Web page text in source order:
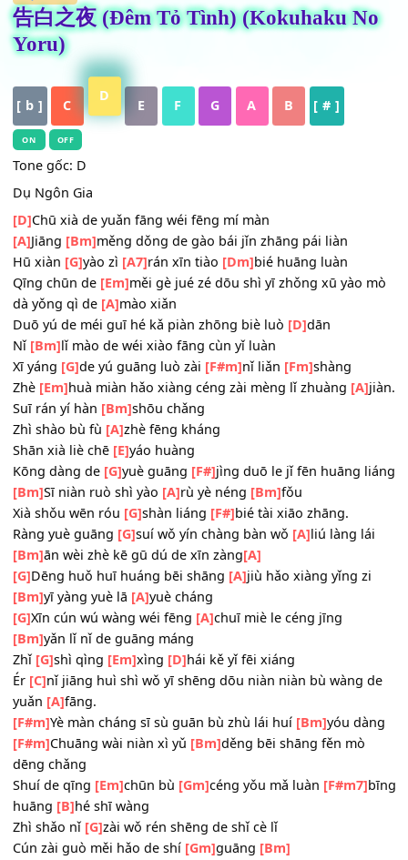
HỢP ÂM
告白之夜 (Đêm Tỏ Tình) (Kokuhaku
Yoru)
[ b ] C
ON OFF
Tone gốc: D
Dụ Ngôn Gia
[D]Chū xià de yuǎn fāng wéi fēng mí màn
[A]Jiāng[Bm]měng dǒng de gào bái jǐn zhāng pái liàn
Hū xiàn[G]yào zì[A7] rán xīn tiào[Dm]bié huāng luàn
Qīng chūn de[Em]měi gè jué zé dōu shì yī zhǒng xū yào
dà yǒng qì de[A]mào xiǎn
Duō yú de méi guī hé kǎ piàn zhōng biè luò
Nǐ [Bm] lǐ mào de wéi xiào fāng cùn yǐ luàn
Xī yáng [G]de yú guāng luò zài
Zhè[Em]huà miàn hǎo xiàng céng zài mèng lǐ zhuàng
Suī rán yí hàn [Bm]shōu chǎng
Zhì shào bù fù[A]zhè fēng kháng
Shān xià liè chē[E]yáo huàng
Kōng dàng de[G]yuè guāng[F#]jìng duō le jǐ fēn huāng
[Bm]Sī niàn ruò shì yào[A]rù yè néng
Xià shǒu wēn róu [G]shàn liáng[F#]bié tài xiāo zhāng.
Ràng yuè guāng[G]suí wǒ yín chàng bàn wǒ
[Bm]ān wèi zhè kē gū dú de xīn zàng[A]
[G]Dēng huǒ huī huáng bēi shāng[A]jiù hǎo xiàng yǐng
[Bm]yī yàng yuè lā
[G]Xīn cún wú wàng wéi fēng[A]chuī miè le céng jīng
[Bm]yǎn lǐ nǐ de guāng máng
Zhǐ[G] shì qìng[Em]xìng[D]hái kě yǐ fēi xiáng
Ér[C]nǐ jiāng huì shì wǒ yī shēng dōu niàn niàn bù wàng
yuǎn[A]fāng.
[F#m]Yè màn cháng sī sù guān bù zhù lái huí